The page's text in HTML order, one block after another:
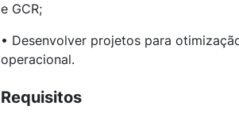
e GCR;
• Desenvolver projetos para
operacional.
Requisitos